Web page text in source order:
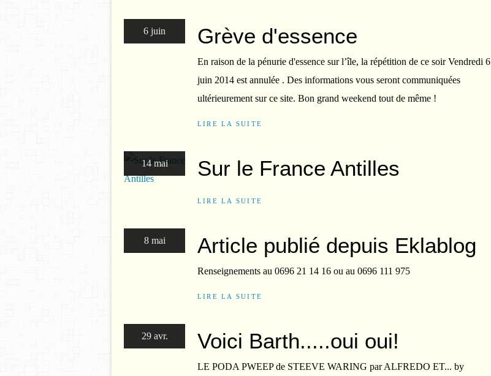
6 juin Grève d'essence
En raison de la pénurie d'essence sur l’île, la répétition de ce soir Vendredi 6
juin 2014 est annulée . Des informations vous seront communiquées
ultérieurement sur ce site. Bon grand weekend tout de même !
LIRE LA SUITE
14 mai Sur le France Antilles
LIRE LA SUITE
8 mai Article publié depuis Eklablog
Renseignements au 0696 21 14 16 ou au 0696 111 975
LIRE LA SUITE
29 avr. Voici Barth.....oui oui!
LE PODA PWEEP de STEEVE WARING par ALFREDO ET... by